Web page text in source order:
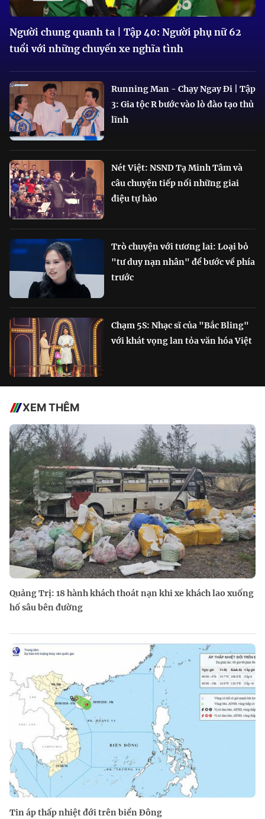
Người chung quanh ta | Tập 40: Người phụ nữ 62
tuổi với những chuyến xe nghĩa tình
Running Man - Chạy Ngay Đi | Tập
3: Gia tộc R bước vào lò đào tạo thủ
lĩnh
Nét Việt: NSND Tạ Minh Tâm và
câu chuyện tiếp nối những giai
điệu tự hào
Trò chuyện với tương lai: Loại bỏ
"tư duy nạn nhân" để bước về phía
trước
Chạm 5S: Nhạc sĩ của "Bắc Bling"
với khát vọng lan tỏa văn hóa Việt
XEM THÊM
Quảng Trị: 18 hành khách thoát nạn khi xe khách lao xuống
hố sâu bên đường
Tin áp thấp nhiệt đới trên biển Đông